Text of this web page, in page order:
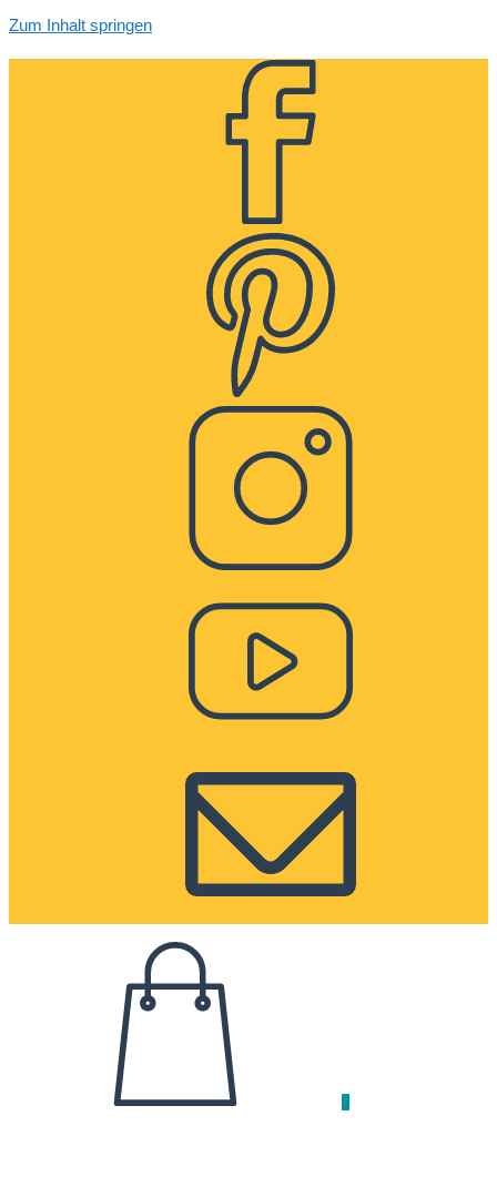
Zum Inhalt springen
0